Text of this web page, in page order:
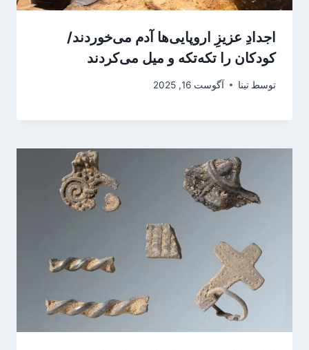
اجدادِ عزیزِ اروپایی‌ها آدم می‌خوردند/
کودکان را تکه‌تکه و میل می‌کردند
توسط تینا آگوست 16, 2025